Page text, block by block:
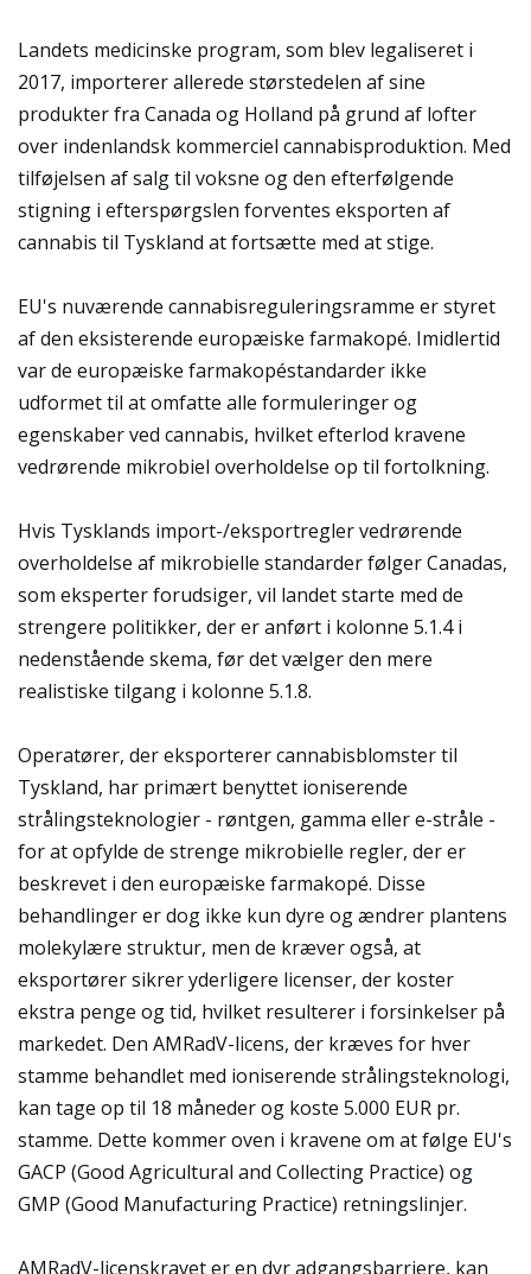
Landets medicinske program, som blev legaliseret i
2017, importerer allerede størstedelen af sine
produkter fra Canada og Holland på grund af lofter
over indenlandsk kommerciel cannabisproduktion. Med
tilføjelsen af salg til voksne og den efterfølgende
stigning i efterspørgslen forventes eksporten af
cannabis til Tyskland at fortsætte med at stige.
EU's nuværende cannabisreguleringsramme er styret
af den eksisterende europæiske farmakopé. Imidlertid
var de europæiske farmakopéstandarder ikke
udformet til at omfatte alle formuleringer og
egenskaber ved cannabis, hvilket efterlod kravene
vedrørende mikrobiel overholdelse op til fortolkning.
Hvis Tysklands import-/eksportregler vedrørende
overholdelse af mikrobielle standarder følger Canadas,
som eksperter forudsiger, vil landet starte med de
strengere politikker, der er anført i kolonne 5.1.4 i
nedenstående skema, før det vælger den mere
realistiske tilgang i kolonne 5.1.8.
Operatører, der eksporterer cannabisblomster til
Tyskland, har primært benyttet ioniserende
strålingsteknologier - røntgen, gamma eller e-stråle -
for at opfylde de strenge mikrobielle regler, der er
beskrevet i den europæiske farmakopé. Disse
behandlinger er dog ikke kun dyre og ændrer plantens
molekylære struktur, men de kræver også, at
eksportører sikrer yderligere licenser, der koster
ekstra penge og tid, hvilket resulterer i forsinkelser på
markedet. Den AMRadV-licens, der kræves for hver
stamme behandlet med ioniserende strålingsteknologi,
kan tage op til 18 måneder og koste 5.000 EUR pr.
stamme. Dette kommer oven i kravene om at følge EU's
GACP (Good Agricultural and Collecting Practice) og
GMP (Good Manufacturing Practice) retningslinjer.
AMRadV-licenskravet er en dyr adgangsbarriere, kan